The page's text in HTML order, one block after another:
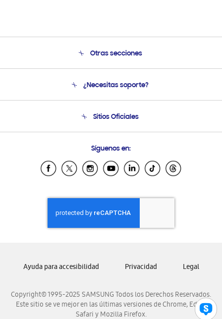
Otras secciones
Soporte
Condiciones de Compra
¿Necesitas soporte?
Soporte vía eMail
Sitios Oficiales
Samsung Ecuador
Samsung El Salvador
Samsung Honduras
Samsung Nicaragua
Samsung Panamá
Samsung Venezuela
Síguenos en:
Copyright© 1995-2025 SAMSUNG Todos los Derechos Reservados.
Este sitio se ve mejor en las últimas versiones de Chrome, Edge,
Safari y Mozilla Firefox.
Ayuda para accesibilidad Privacidad Legal